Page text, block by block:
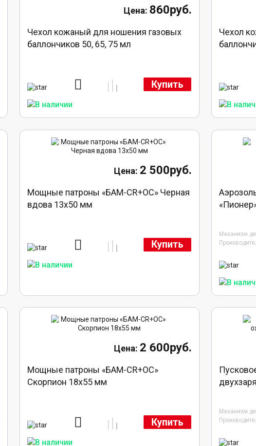
860руб.
Чехол кожаный для ношения газовых
баллончиков 50, 65, 75 мл
Купить
Чехол
2 500руб.
Мощные патроны «БАМ-CR+ОС» Черная
вдова 13х50 мм
Купить
Механизм
2 600руб.
Мощные патроны «БАМ-CR+ОС»
Скорпион 18х55 мм
Купить
Механизм